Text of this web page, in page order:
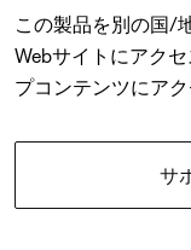
この製品を別の国/
Webサイトにアク
プコンテンツにア
サ